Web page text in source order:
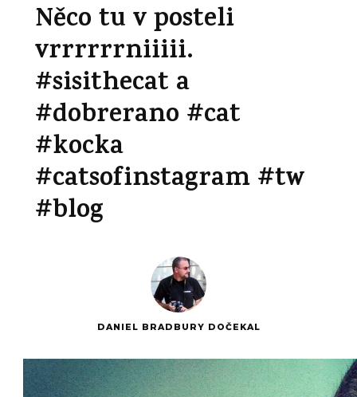
Něco tu v posteli
vrrrrrrniiiii.
#sisithecat a
#dobrerano #cat
#kocka
#catsofinstagram #tw
#blog
DANIEL BRADBURY DOČEKAL